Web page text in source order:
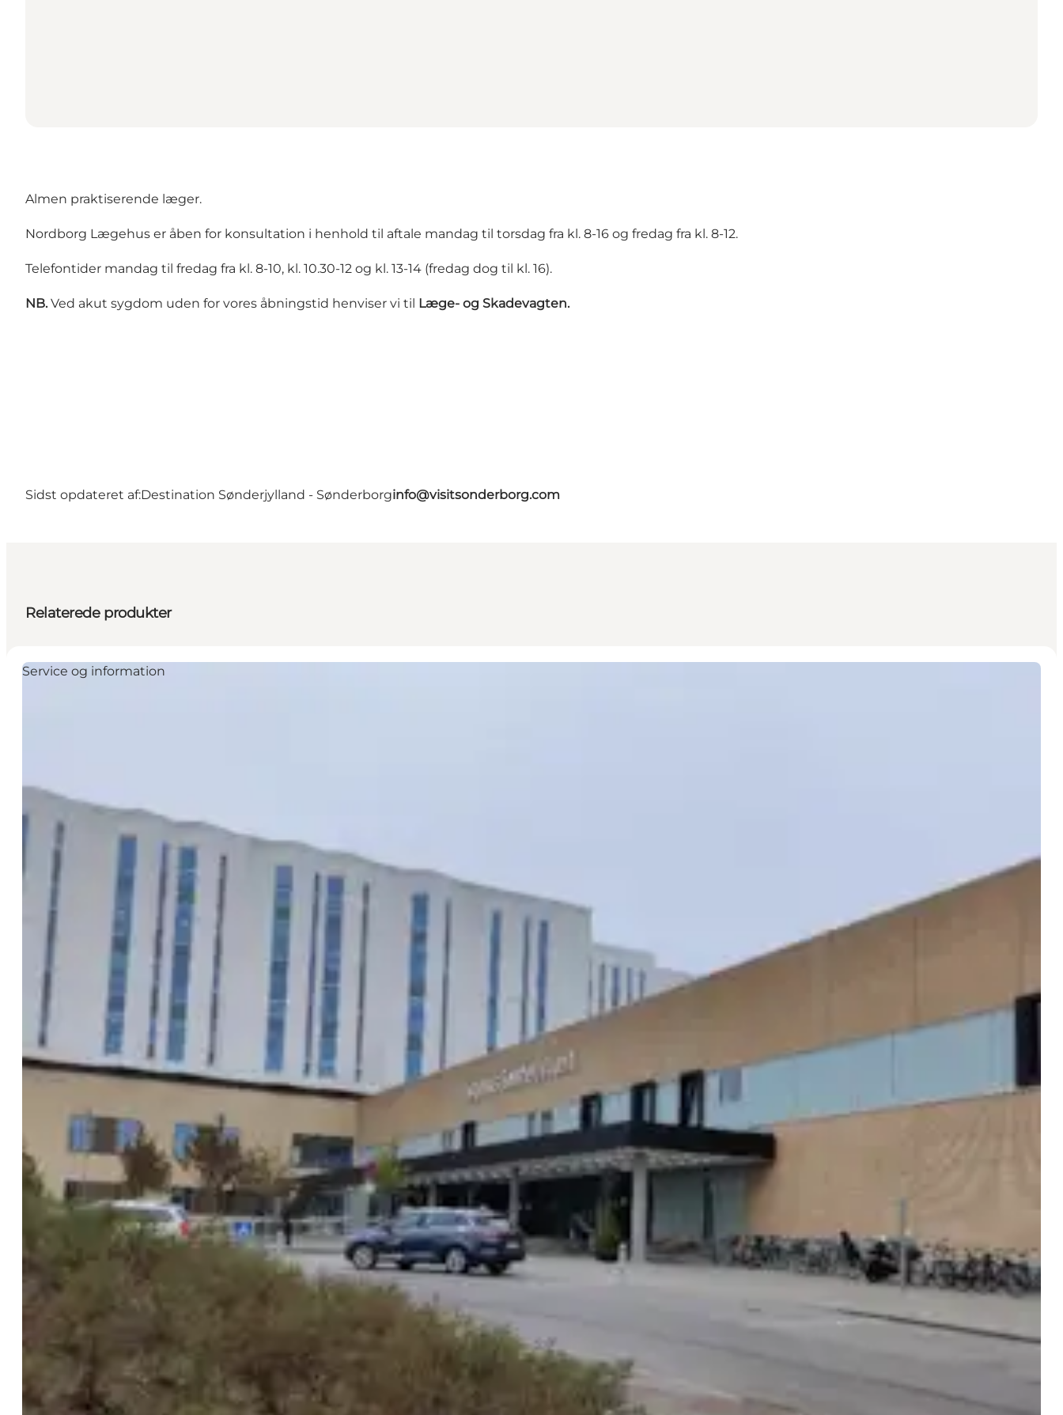
Almen praktiserende læger.
Nordborg Lægehus er åben for konsultation i henhold til aftale mandag til torsdag fra kl. 8-16 og fredag fra kl. 8-12.
Telefontider mandag til fredag fra kl. 8-10, kl. 10.30-12 og kl. 13-14 (fredag dog til kl. 16).
NB. Ved akut sygdom uden for vores åbningstid henviser vi til Læge- og Skadevagten.
Sidst opdateret af:Destination Sønderjylland - Sønderborginfo@visitsonderborg.com
Relaterede produkter
Service og information